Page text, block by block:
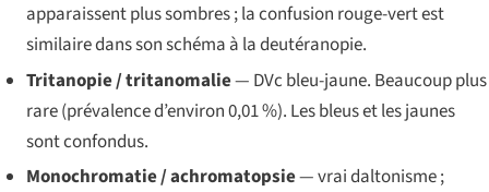
apparaissent plus sombres ; la confusion rouge-vert est
similaire dans son schéma à la deutéranopie.
Tritanopie / tritanomalie— DVc bleu-jaune. Beaucoup plus
rare (prévalence d’environ 0,01 %). Les bleus et les jaunes
sont confondus.
Monochromatie / achromatopsie— vrai daltonisme ;